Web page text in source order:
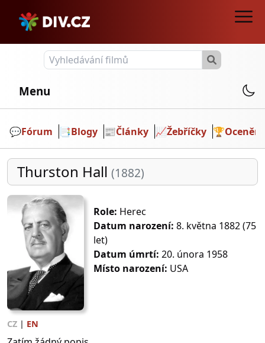
Menu
💬️Fórum 📑Blogy 📰Články 📈Žebříčky 🏆Ocenění
Thurston Hall (1882)
Role: Herec
Datum narození: 8. května 1882 (75
let)
Datum úmrtí: 20. února 1958
Místo narození: USA
CZ | EN